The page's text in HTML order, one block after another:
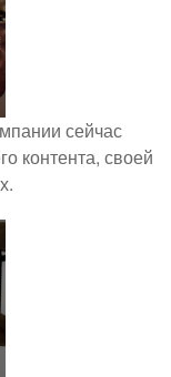
сейчас
контента, своей